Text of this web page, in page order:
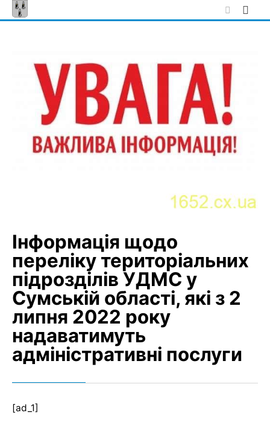
Skip
to
Інформація щодо
переліку територіальних
підрозділів УДМС у
Сумській області, які з 2
липня 2022 року
надаватимуть
адміністративні послуги
[ad_1]